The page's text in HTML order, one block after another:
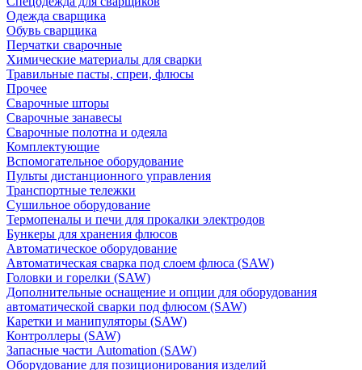
Одежда сварщика
Обувь сварщика
Перчатки сварочные
Химические материалы для сварки
Травильные пасты, спреи, флюсы
Прочее
Сварочные шторы
Сварочные занавесы
Сварочные полотна и одеяла
Комплектующие
Вспомогательное оборудование
Пульты дистанционного управления
Транспортные тележки
Сушильное оборудование
Термопеналы и печи для прокалки электродов
Бункеры для хранения флюсов
Автоматическое оборудование
Автоматическая сварка под слоем флюса (SAW)
Головки и горелки (SAW)
Дополнительные оснащение и опции для оборудования
автоматической сварки под флюсом (SAW)
Каретки и манипуляторы (SAW)
Контроллеры (SAW)
Запасные части Automation (SAW)
Оборудование для позиционирования изделий